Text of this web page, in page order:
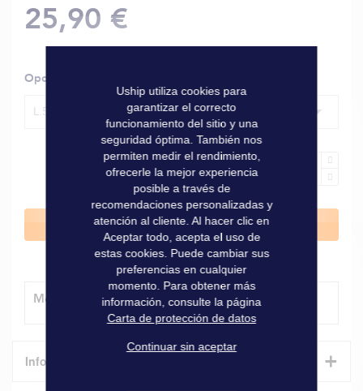
25,90 €
Opciones
L.508 mm, inox pulido
Añadir al carrito
Método de entrega
Informaciones técnicas +
Uship utiliza cookies para
garantizar el correcto
funcionamiento del sitio y una
seguridad óptima. También nos
permiten medir el rendimiento,
ofrecerle la mejor experiencia
posible a través de
recomendaciones personalizadas y
atención al cliente. Al hacer clic en
Aceptar todo, acepta el uso de
estas cookies. Puede cambiar sus
preferencias en cualquier
momento. Para obtener más
información, consulte la página
Carta de protección de datos
Continuar sin aceptar